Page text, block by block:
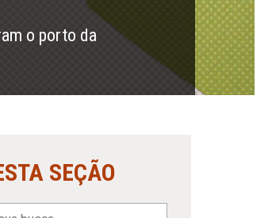
o porto da
SEÇÃO